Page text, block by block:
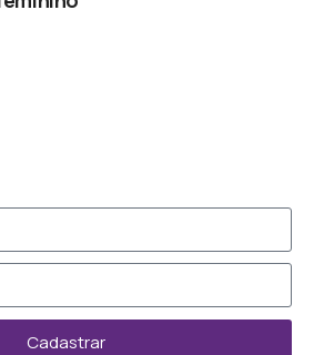
Cadastrar